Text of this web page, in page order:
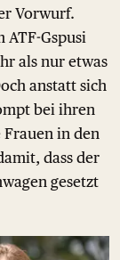
Vorwurf.
ATF-Gspusi
als nur etwas
anstatt sich
bei ihren
Frauen in den
dass der
gesetzt